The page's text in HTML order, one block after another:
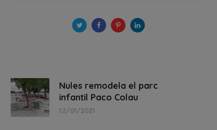
Nules remodela el parc
infantil Paco Colau
12/01/2021